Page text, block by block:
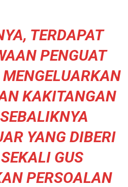
TERDAPAT
PENGUAT
KAKITANGAN
YANG DIBERI
GUS
PERSOALAN